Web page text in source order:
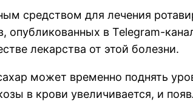
средством для лечения
опубликованных в Telegram-
лекарства от этой болезни.
может временно поднять
в крови увеличивается, и